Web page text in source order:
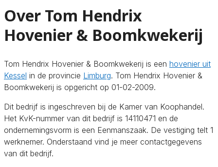
Over Tom Hendrix
Hovenier & Boomkwekerij
Tom Hendrix Hovenier & Boomkwekerij is een hovenier uit
Kessel in de provincie Limburg. Tom Hendrix Hovenier &
Boomkwekerij is opgericht op 01-02-2009.
Dit bedrijf is ingeschreven bij de Kamer van Koophandel.
Het KvK-nummer van dit bedrijf is 14110471 en de
ondernemingsvorm is een Eenmanszaak. De vestiging telt 1
werknemer. Onderstaand vind je meer contactgegevens
van dit bedrijf.